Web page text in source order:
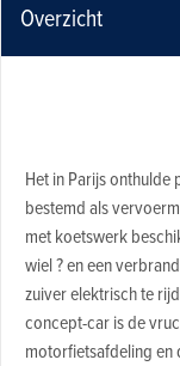
Overzicht
Het in Parijs
bestemd als
met koetswerk
wiel ? en een
zuiver elektrisch te
concept-car is de
motorfietsafdeling en